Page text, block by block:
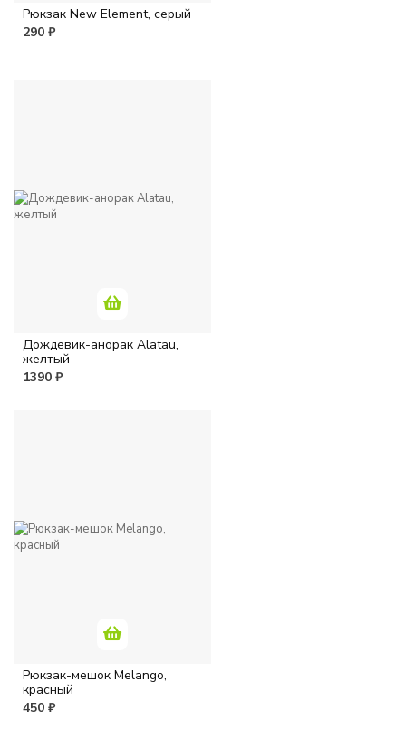
Рюкзак New Element, серый
290 ₽
Дождевик-анорак Alatau,
желтый
1390 ₽
Рюкзак-мешок Melango,
красный
450 ₽